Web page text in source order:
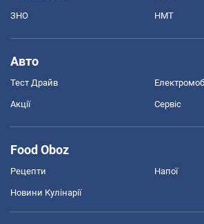
ЗНО НМТ
Авто
Тест Драйв
Акції Сервіс
Food Oboz
Рецепти Напої
Новини Кулінарії